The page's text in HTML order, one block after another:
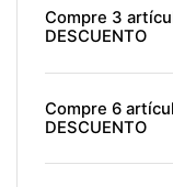
panel
satın al
Compre 3
DESCUENTO
Compre 6
DESCUENTO